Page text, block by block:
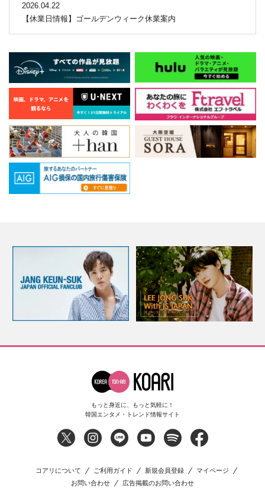
2026.04.22
【休業日情報】ゴールデンウィーク休業案内
もっと身近に、もっと気軽に！
韓国エンタメ・トレンド情報サイト
コアリについて ご利用ガイド 新規会員登録
マイページ
お問い合わせ
広告掲載のお問い合わせ